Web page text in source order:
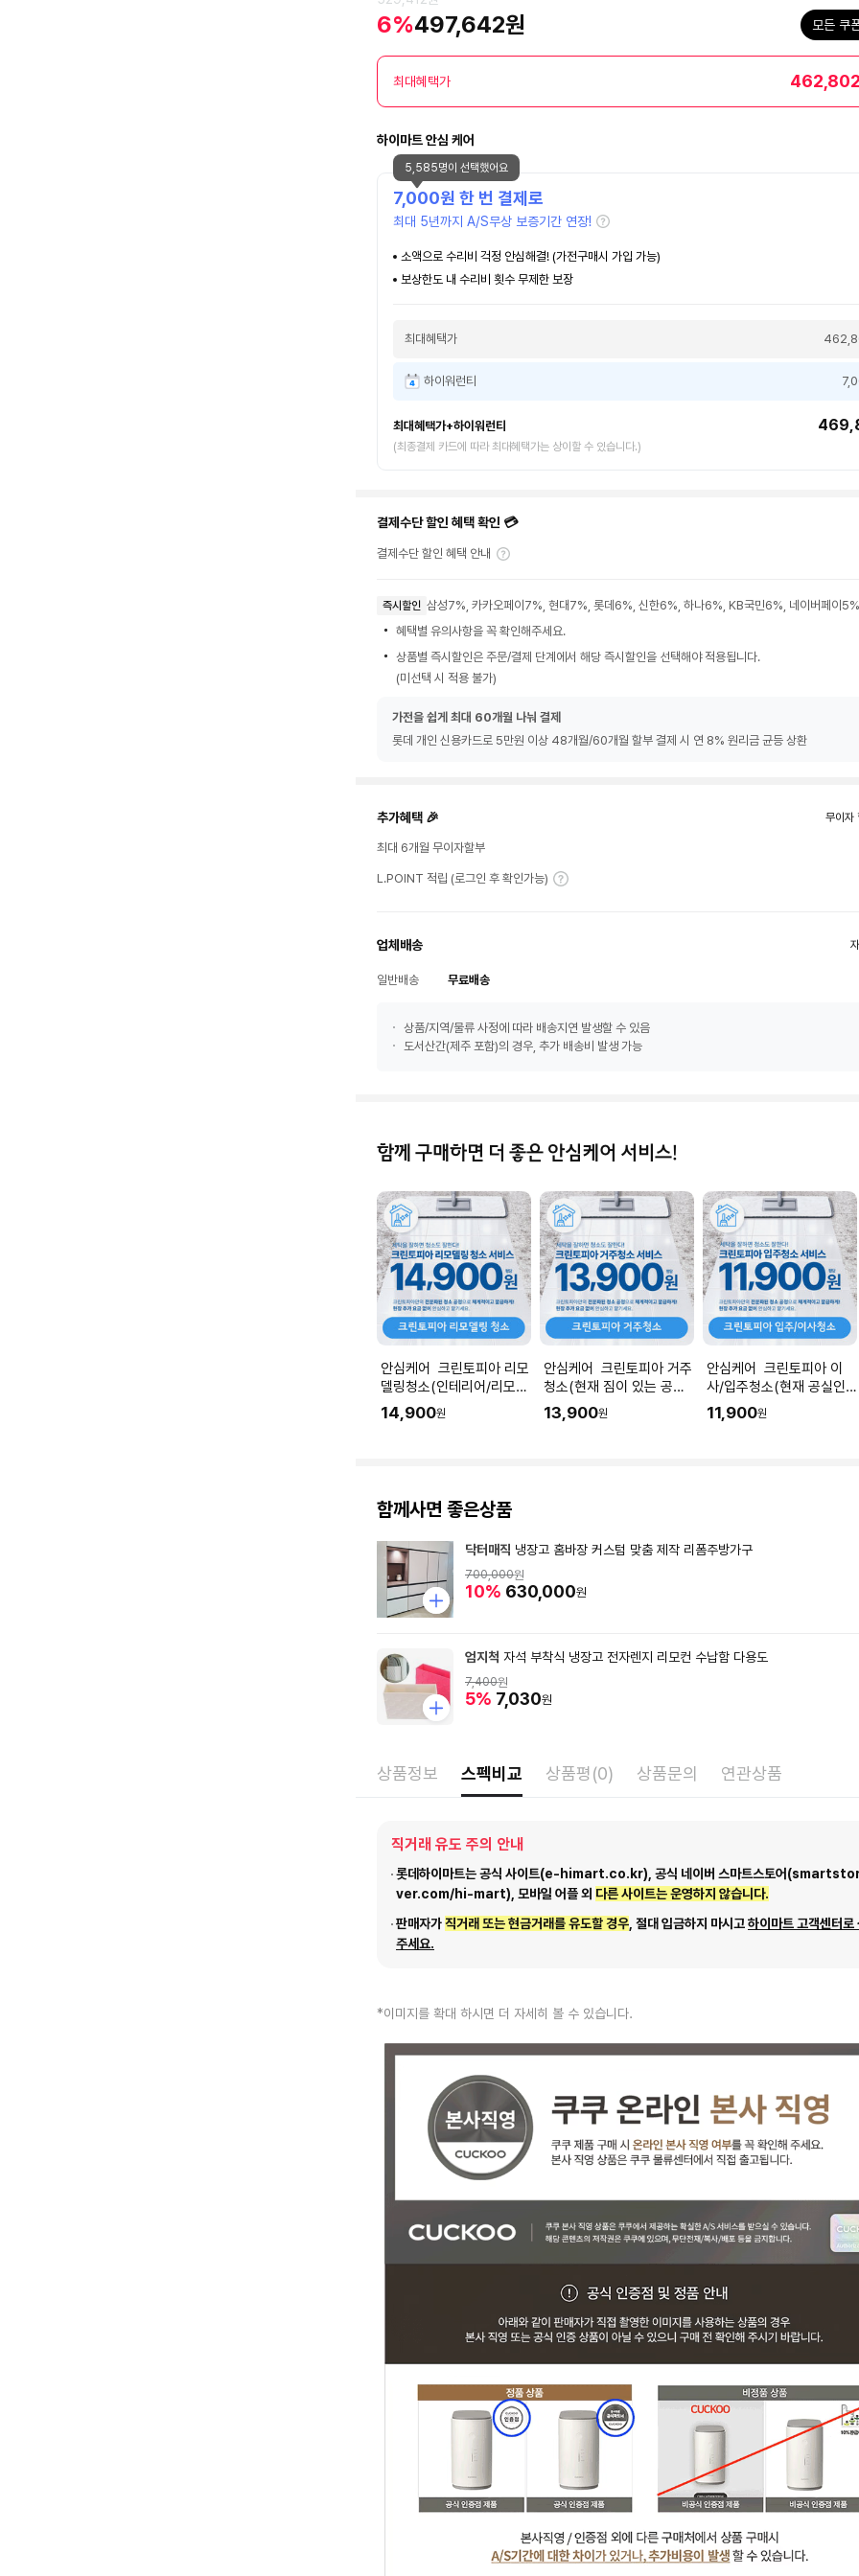
6%497,642원 모든 쿠
최대혜택가
하이마트 안심 케어
7,000원 한 번 결제로
최대 5년까지 A/S무상 보증기간 연장!
소액으로 수리비 걱정 안심해결! (가전구매시 가입 가능)
보상한도 내 수리비 횟수 무제한 보장
최대혜택가
하이워런티
최대혜택가+하이워런티
(최종결제 카드에 따라 최대혜택가는 상이할 수 있습니다.)
5,585명이 선택했어요
결제수단 할인 혜택 확인 💳
결제수단 할인 혜택 안내
즉시할인 삼성7%, 카카오페이7%, 현대7%, 롯데6%, 신한6%, 하나6%, KB국민6%, 네이버페이5%
혜택별 유의사항을 꼭 확인해주세요.
상품별 즉시할인은 주문/결제 단계에서 해당 즉시할인을 선택해야 적용됩니다.
(미선택 시 적용 불가)
가전을 쉽게 최대 60개월 나눠 결제
롯데 개인 신용카드로 5만원 이상 48개월/60개월 할부 결제 시 연 8% 원리금 균등 상환
추가혜택 🎉 무이자
최대 6개월 무이자할부
L.POINT 적립 (로그인 후 확인가능)
업체배송
일반배송 무료배송
상품/지역/물류 사정에 따라 배송지연 발생할 수 있음
도서산간(제주 포함)의 경우, 추가 배송비 발생 가능
함께 구매하면 더 좋은 안심케어 서비스!
안심케어 크린토피아 리모
델링청소(인테리어/리모델
링 공사 직후) I 공간 평수
에 맞춰 수량을 입력해주세
14,900원
안심케어 크린토피아 거주
청소(현재 짐이 있는 공간
청소) I 공간 평수에 맞춰
수량을 입력해주세요.
13,900원
안심케어 크린토피아 이
사/입주청소(현재 공실인
공간청소) I 공간 평수에 맞
춰 수량을 입력해주세요.
11,900원
함께사면 좋은상품
닥터매직 냉장고 홈바장 커스텀 맞춤 제작 리폼주방가구
700,000원
10% 630,000원
엄지척 자석 부착식 냉장고 전자렌지 리모컨 수납함 다용도
7,400원
5% 7,030원
상품정보 스펙비교 상품평(0) 상품문의 연관상품
직거래 유도 주의 안내
롯데하이마트는 공식 사이트(e-himart.co.kr), 공식 네이버 스마트스토어
ver.com/hi-mart), 모바일 어플 외 다른 사이트는 운영하지 않습니다.
판매자가직거래 또는 현금거래를 유도할 경우, 절대 입금하지 마시고하이마트 고객센터로
주세요.
*이미지를 확대 하시면 더 자세히 볼 수 있습니다.